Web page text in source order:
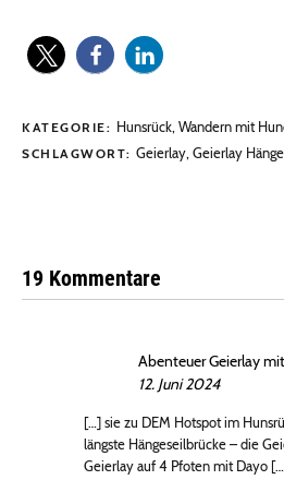
KATEGORIE: Hunsrück,Wandern mit
SCHLAGWORT: Geierlay,Geierlay
19 Kommentare
Abenteuer Geierlay
12. Juni 2024
[…] sie zu DEM Hotspot im
längste Hängeseilbrücke – die
Geierlay auf 4 Pfoten mit Dayo